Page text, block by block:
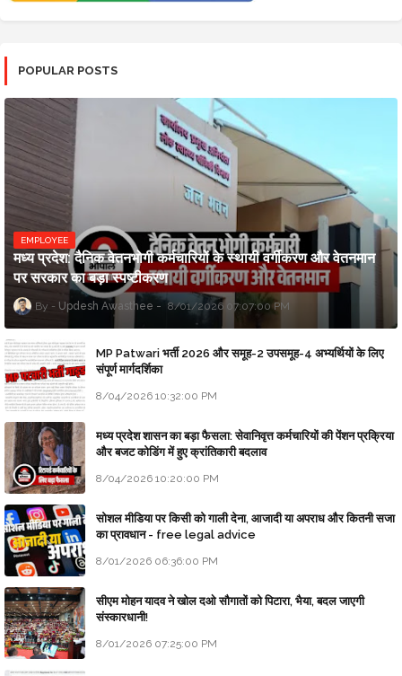
POPULAR POSTS
EMPLOYEE
मध्य प्रदेश: दैनिक वेतनभोगी कर्मचारियों के स्थायी वर्गीकरण और वेतनमान
पर सरकार का बड़ा स्पष्टीकरण
Updesh Awasthee 8/01/2026 07:07:00 PM
MP Patwari भर्ती 2026 और समूह-2 उपसमूह-4 अभ्यर्थियों के लिए
संपूर्ण मार्गदर्शिका
8/04/2026 10:32:00 PM
मध्य प्रदेश शासन का बड़ा फैसला: सेवानिवृत्त कर्मचारियों की पेंशन प्रक्रिया
और बजट कोडिंग में हुए क्रांतिकारी बदलाव
8/04/2026 10:20:00 PM
सोशल मीडिया पर किसी को गाली देना, आजादी या अपराध और कितनी सजा
का प्रावधान - free legal advice
8/01/2026 06:36:00 PM
सीएम मोहन यादव ने खोल दओ सौगातों को पिटारा, भैया, बदल जाएगी
संस्कारधानी!
8/01/2026 07:25:00 PM